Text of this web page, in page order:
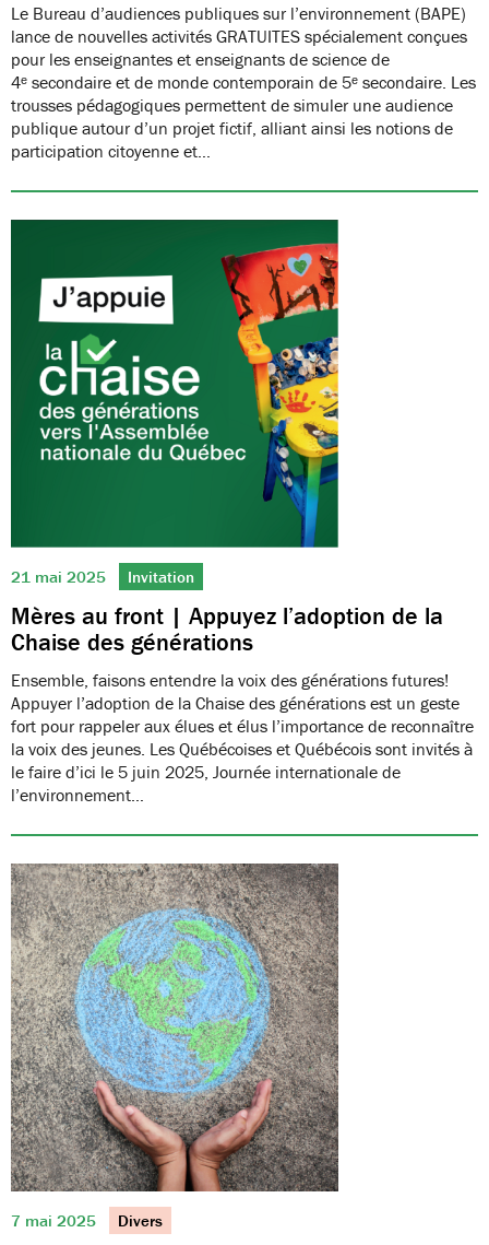
Le Bureau d’audiences publiques sur l’environnement (BAPE)
lance de nouvelles activités GRATUITES spécialement conçues
pour les enseignantes et enseignants de science de
4ᵉ secondaire et de monde contemporain de 5ᵉ secondaire. Les
trousses pédagogiques permettent de simuler une audience
publique autour d’un projet fictif, alliant ainsi les notions de
participation citoyenne et…
21 mai 2025 Invitation
Mères au front | Appuyez l’adoption de la
Chaise des générations
Ensemble, faisons entendre la voix des générations futures!
Appuyer l’adoption de la Chaise des générations est un geste
fort pour rappeler aux élues et élus l’importance de reconnaître
la voix des jeunes. Les Québécoises et Québécois sont invités à
le faire d’ici le 5 juin 2025, Journée internationale de
l’environnement…
7 mai 2025 Divers